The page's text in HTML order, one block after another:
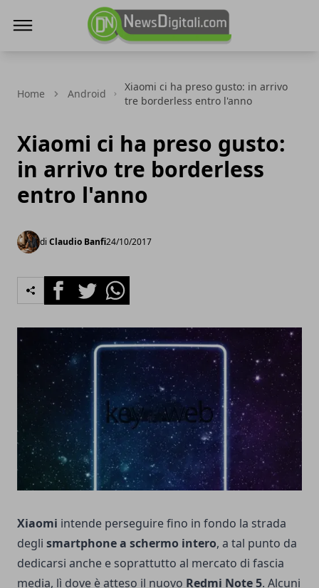
Home Android
Xiaomi ci ha preso gusto: in arrivo
tre borderless entro l'anno
Xiaomi ci ha preso gusto:
in arrivo tre borderless
entro l'anno
di Claudio Banfi24/10/2017
FacebookTwitterWhatsapp
Xiaomi intende perseguire fino in fondo la strada
degli smartphone a schermo intero, a tal punto da
dedicarsi anche e soprattutto al mercato di fascia
media, lì dove è atteso il nuovo Redmi Note 5. Alcuni